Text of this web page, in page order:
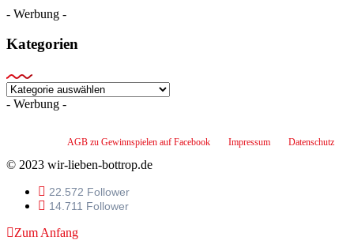
- Werbung -
Kategorien
Kategorien
- Werbung -
AGB zu Gewinnspielen auf Facebook Impressum Datenschutz
© 2023 wir-lieben-bottrop.de
22.572 Follower
14.711 Follower
Zum Anfang